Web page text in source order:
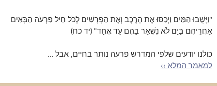
"וַיָּשֻׁבוּ הַמַּיִם וַיְכַסּוּ אֶת הָרֶכֶב וְאֶת הַפָּרָשִׁים לְכֹל חֵיל פַּרְעֹה הַבָּאִים
אַחֲרֵיהֶם בַּיָּם לֹא נִשְׁאַר בָּהֶם עַד אֶחָד" (יד כח)
כולנו יודעים שלפי המדרש פרעה נותר בחיים, אבל …
למאמר המלא ››